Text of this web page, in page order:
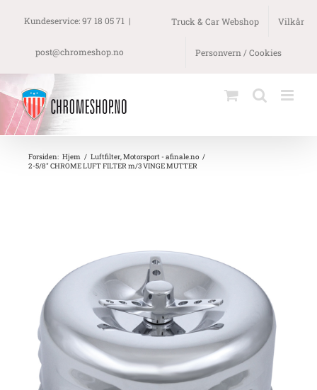
Kundeservice: 97 18 05 71 |
post@chromeshop.no
Truck & Car Webshop Vilkår
Personvern / Cookies
Forsiden: Hjem / Luftfilter,Motorsport - afinale.no /
2-5/8″ CHROME LUFT FILTER m/3 VINGE MUTTER